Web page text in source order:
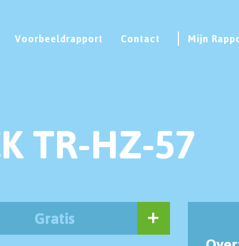
Voorbeeldrapport Contact Mijn
TR-HZ-57
Gratis